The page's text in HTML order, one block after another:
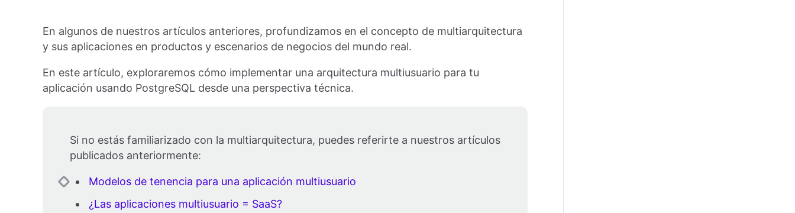
En algunos de nuestros artículos anteriores, profundizamos en el concepto de multiarquitectura
y sus aplicaciones en productos y escenarios de negocios del mundo real.
En este artículo, exploraremos cómo implementar una arquitectura multiusuario para tu
aplicación usando PostgreSQL desde una perspectiva técnica.
Si no estás familiarizado con la multiarquitectura, puedes referirte a nuestros artículos
publicados anteriormente:
Modelos de tenencia para una aplicación multiusuario
¿Las aplicaciones multiusuario = SaaS?